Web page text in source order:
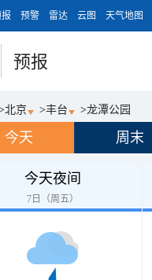
预警 雷达 云图 天气地图
预报
北京 >丰台 >龙潭公园
今天 周末
今天夜间
7日（周五）